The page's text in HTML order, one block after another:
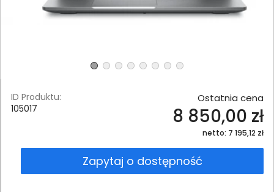
ID Produktu:
105017
Ostatnia cena
8 850,00 zł
netto: 7 195,12 zł
Zapytaj o dostępność